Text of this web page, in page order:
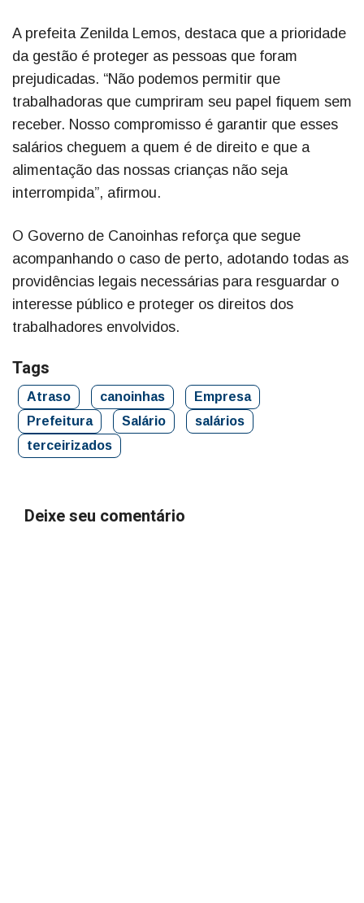
A prefeita Zenilda Lemos, destaca que a prioridade
da gestão é proteger as pessoas que foram
prejudicadas. “Não podemos permitir que
trabalhadoras que cumpriram seu papel fiquem sem
receber. Nosso compromisso é garantir que esses
salários cheguem a quem é de direito e que a
alimentação das nossas crianças não seja
interrompida”, afirmou.
O Governo de Canoinhas reforça que segue
acompanhando o caso de perto, adotando todas as
providências legais necessárias para resguardar o
interesse público e proteger os direitos dos
trabalhadores envolvidos.
Tags
Atraso canoinhas
Empresa
Prefeitura
Salário
salários
terceirizados
Deixe seu comentário